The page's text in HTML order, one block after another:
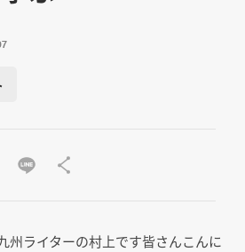
州ライターの村上です皆さんこんに